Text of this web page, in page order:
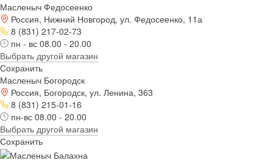
Масленыч Федосеенко
Россия, Нижний Новгород, ул. Федосеенко, 11а
8 (831) 217-02-73
пн - вс 08.00 - 20.00
Выбрать другой магазин
Сохранить
Масленыч Богородск
Россия, Богородск, ул. Ленина, 363
8 (831) 215-01-16
пн-вс 08.00 - 20.00
Выбрать другой магазин
Сохранить